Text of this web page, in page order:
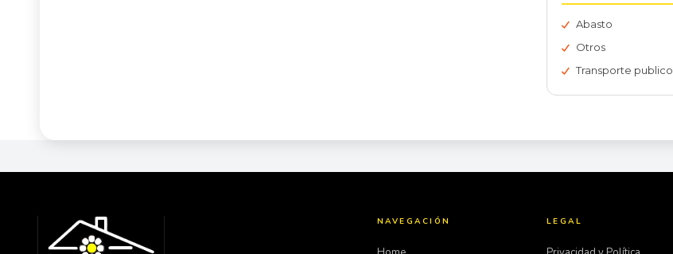
Abasto
Otros
Transporte publico
NAVEGACIÓN LEGAL